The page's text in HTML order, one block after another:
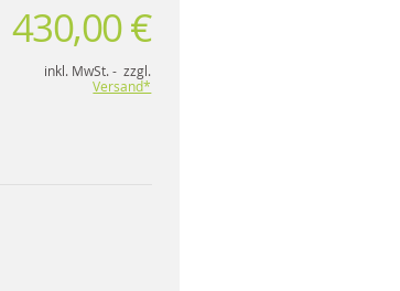
430,00 €
inkl. MwSt. - zzgl.
Versand*